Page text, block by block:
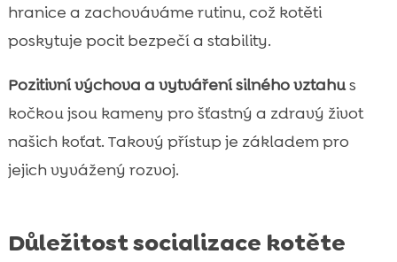
hranice a zachováváme rutinu, což kotěti
poskytuje pocit bezpečí a stability.
Pozitivní výchova a vytváření silného vztahus
kočkou jsou kameny pro šťastný a zdravý život
našich koťat. Takový přístup je základem pro
jejich vyvážený rozvoj.
Důležitost socializace kotěte